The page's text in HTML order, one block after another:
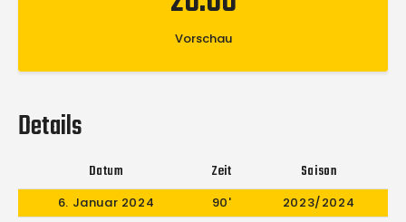
Vorschau
Details
Datum Zeit Saison
6. Januar 2024 90' 2023/2024